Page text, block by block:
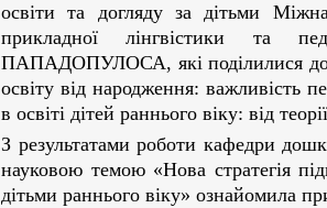
освіти та догляду за дітьми
прикладної лінгвістики та
ПАПАДОПУЛОСА, які поділилися
освіту від народження: важливість
в освіті дітей раннього віку: від
З результатами роботи кафедри
науковою темою «Нова стратегія
дітьми раннього віку» ознайомила